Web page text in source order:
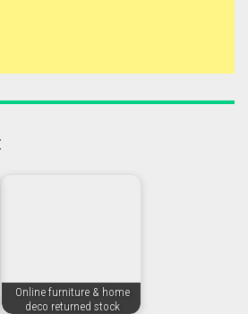
Online furniture & home
deco returned stock